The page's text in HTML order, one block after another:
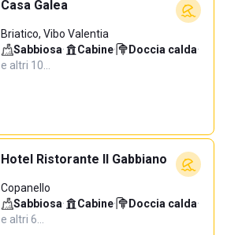
Casa Galea
Briatico, Vibo Valentia
Sabbiosa· Cabine· Doccia calda·
e altri 10…
Hotel Ristorante Il Gabbiano
Copanello
Sabbiosa· Cabine· Doccia calda·
e altri 6…